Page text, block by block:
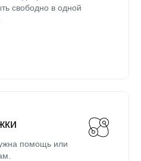
свободно в одной
помощь или